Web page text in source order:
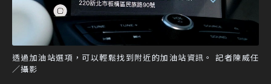
透過加油站選項，可以輕鬆找到附近的加油站資訊。 記者陳威任
／攝影